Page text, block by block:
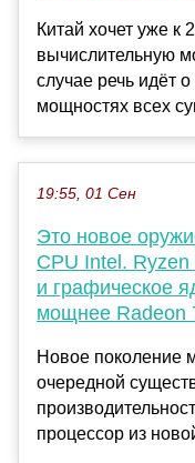
Китай хочет уже к
вычислительную
случае речь идёт
мощностях всех
19:55, 01 Сен
Это новое
CPU Intel.
и графическое
мощнее Radeon
Новое поколение
очередной
процессор из